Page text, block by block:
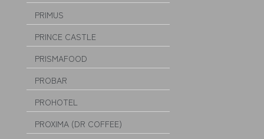
PRIMUS
PRINCE CASTLE
PRISMAFOOD
PROBAR
PROHOTEL
PROXIMA (DR COFFEE)